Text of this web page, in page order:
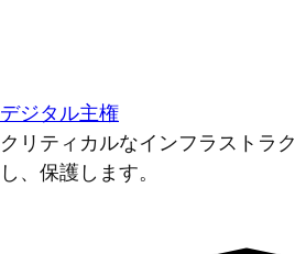
デジタル主権
クリティカルなインフラストラ
し、保護します。